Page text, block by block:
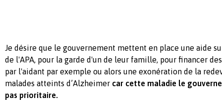
Je désire que le gouvernement mettent en place une aide
de l'APA, pour la garde d'un de leur famille, pour financer
par l'aidant par exemple ou alors une exonération de la
malades atteints d’Alzheimer car cette maladie le
pas prioritaire.